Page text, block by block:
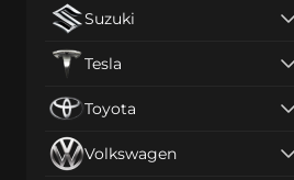
Suzuki
Tesla
Toyota
Volkswagen